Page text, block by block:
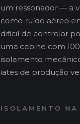
um ressonador — a
como ruído aéreo
difícil de controlar
uma cabine com
isolamento
iates de produção
ISOLAMENTO NA